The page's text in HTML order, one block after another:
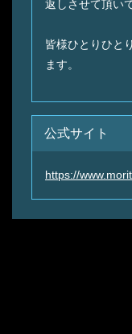
返しさせて頂い
皆様ひとりひと
ます。
公式サイト
https://